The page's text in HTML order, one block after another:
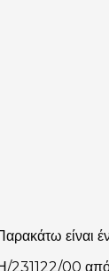
00 από